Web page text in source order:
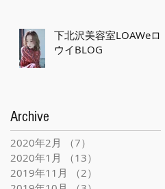
下北沢美容室LOAWeロ
ウイBLOG
Archive
2020年2月 （7）
2020年1月
（13）
2019年11月
（2）